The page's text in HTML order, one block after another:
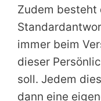
Zudem besteht
immer beim
dieser
soll. Jedem
dann eine